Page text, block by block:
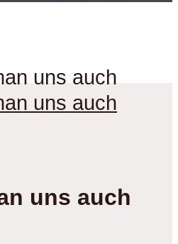
uns auch
uns auch
uns auch